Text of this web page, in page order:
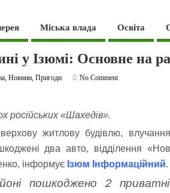
Міська влада Освіта
у Ізюмі: Основне на
,Новини,Пригоди
No Comment
російських «Шахедів».
житлову будівлю,
два авто, відділення
інформує Ізюм Інформаційний.
пошкоджено 2